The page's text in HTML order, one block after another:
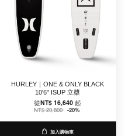
HURLEY｜ONE & ONLY BLACK
10'6" ISUP 立槳
從NT$ 16,640 起
NT$ 20,800 -20%
加入購物車